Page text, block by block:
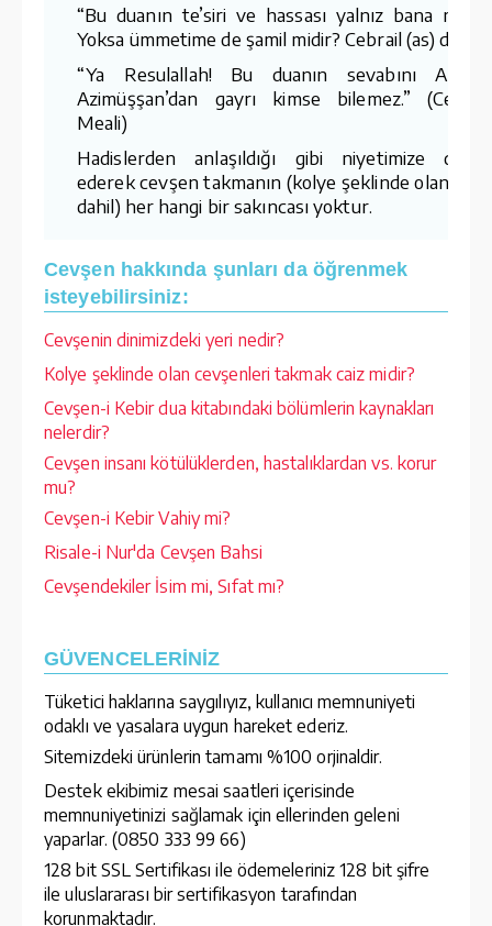
“Bu duanın te’siri ve hassası yalnız bana
Yoksa ümmetime de şamil midir? Cebrail (as) dedi:
“Ya Resulallah! Bu duanın sevabını Allah-
Azimüşşan’dan gayrı kimse bilemez.”
Meali)
Hadislerden anlaşıldığı gibi niyetimize
ederek cevşen takmanın (kolye şeklinde olanlar
dahil) her hangi bir sakıncası yoktur.
Cevşen hakkında şunları da öğrenmek
isteyebilirsiniz:
Cevşenin dinimizdeki yeri nedir?
Kolye şeklinde olan cevşenleri takmak caiz midir?
Cevşen-i Kebir dua kitabındaki bölümlerin kaynakları
nelerdir?
Cevşen insanı kötülüklerden, hastalıklardan vs. korur
mu?
Cevşen-i Kebir Vahiy mi?
Risale-i Nur'da Cevşen Bahsi
Cevşendekiler İsim mi, Sıfat mı?
GÜVENCELERİNİZ
Tüketici haklarına saygılıyız, kullanıcı memnuniyeti
odaklı ve yasalara uygun hareket ederiz.
Sitemizdeki ürünlerin tamamı %100 orjinaldir.
Destek ekibimiz mesai saatleri içerisinde
memnuniyetinizi sağlamak için ellerinden geleni
yaparlar. (0850 333 99 66)
128 bit SSL Sertifikası ile ödemeleriniz 128 bit şifre
ile uluslararası bir sertifikasyon tarafından
korunmaktadır.